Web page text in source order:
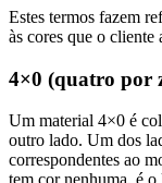
Estes termos fazem
às cores que o cliente
4×0 (quatro por
Um material 4×0 é
outro lado. Um dos
correspondentes ao